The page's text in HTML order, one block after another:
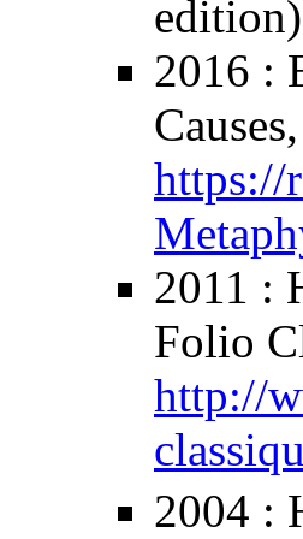
edition)
2016 :
Causes
https://
2011 :
Folio
http://
2004 :